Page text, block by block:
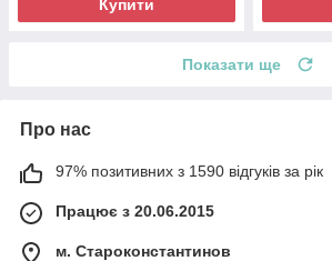
Купити
Показати ще
Про нас
97% позитивних з 1590 відгуків за рік
Працює з 20.06.2015
м. Староконстантинов